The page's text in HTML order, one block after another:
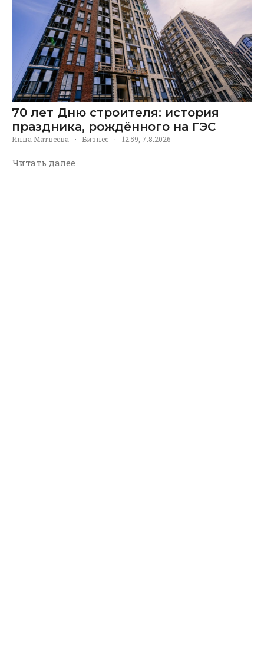
70 лет Дню строителя: история
праздника, рождённого на ГЭС
Инна Матвеева · Бизнес · 12:59, 7.8.2026
Читать далее